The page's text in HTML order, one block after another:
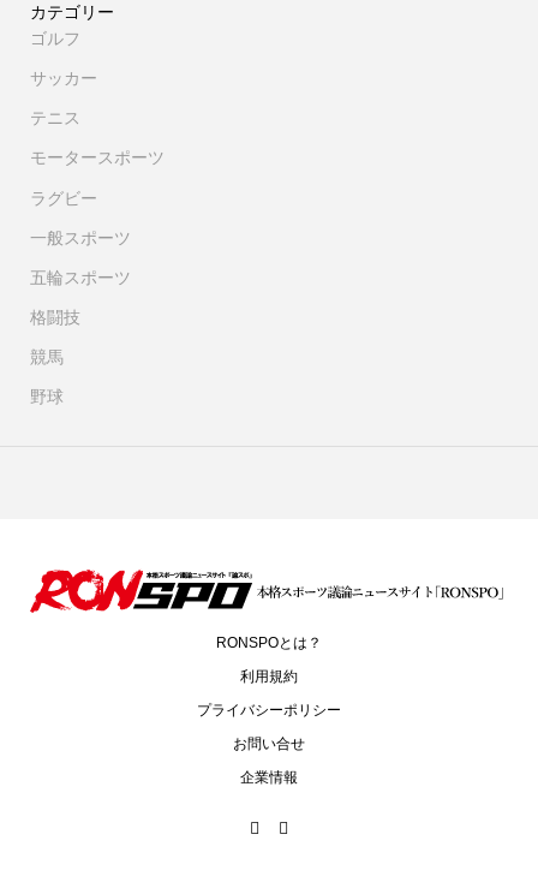
カテゴリー
ゴルフ
サッカー
テニス
モータースポーツ
ラグビー
一般スポーツ
五輪スポーツ
格闘技
競馬
野球
RONSPOとは？
利用規約
プライバシーポリシー
お問い合せ
企業情報